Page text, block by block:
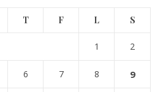
T F L S
1 2
6 7 8 9